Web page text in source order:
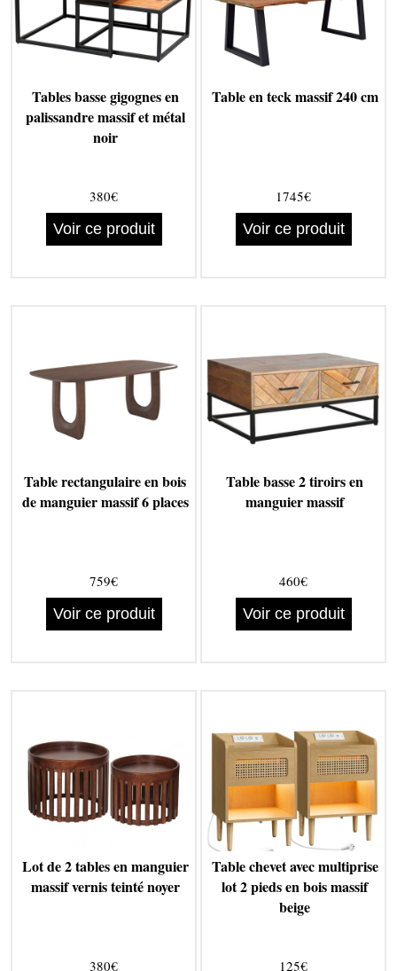
Tables basse gigognes en
palissandre massif et métal
noir
380€
Voir ce produit
Table en teck massif 240 cm
1745€
Voir ce produit
Table rectangulaire en bois
de manguier massif 6 places
759€
Voir ce produit
Table basse 2 tiroirs en
manguier massif
460€
Voir ce produit
Lot de 2 tables en manguier
massif vernis teinté noyer
380€
Table chevet avec multiprise
lot 2 pieds en bois massif
beige
125€